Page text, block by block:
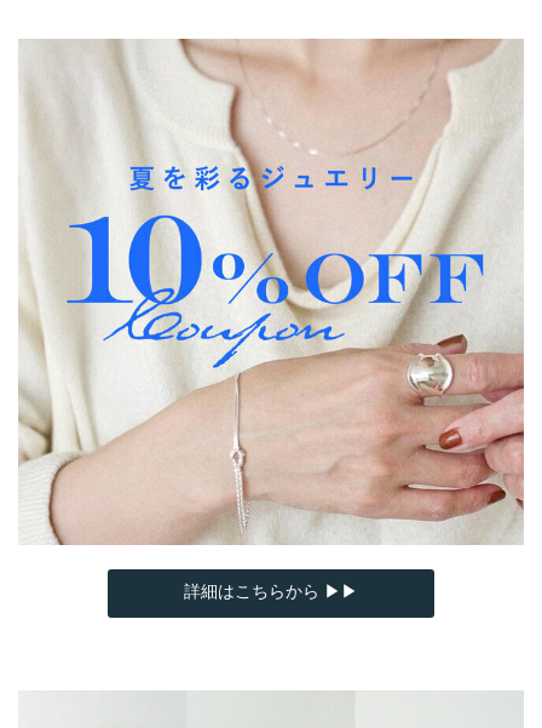
詳細はこちらから ▶▶